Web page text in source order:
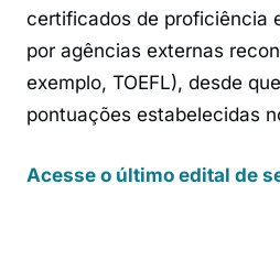
certificados de proficiência
por agências externas
exemplo, TOEFL), desde
pontuações estabelecidas
Acesse o último edital de